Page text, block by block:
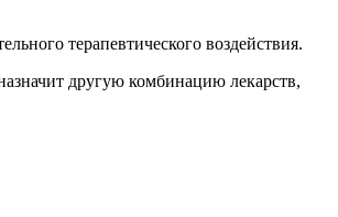
терапевтического воздействия.
другую комбинацию лекарств,